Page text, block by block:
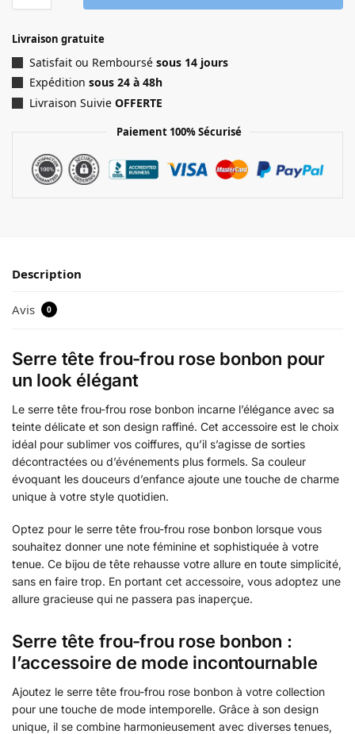
Livraison gratuite
Satisfait ou Remboursé sous 14 jours
Expédition sous 24 à 48h
Livraison Suivie OFFERTE
Paiement 100% Sécurisé
Description
Avis 0
Serre tête frou-frou rose bonbon pour
un look élégant
Le serre tête frou-frou rose bonbon incarne l’élégance avec sa
teinte délicate et son design raffiné. Cet accessoire est le choix
idéal pour sublimer vos coiffures, qu’il s’agisse de sorties
décontractées ou d’événements plus formels. Sa couleur
évoquant les douceurs d’enfance ajoute une touche de charme
unique à votre style quotidien.
Optez pour le serre tête frou-frou rose bonbon lorsque vous
souhaitez donner une note féminine et sophistiquée à votre
tenue. Ce bijou de tête rehausse votre allure en toute simplicité,
sans en faire trop. En portant cet accessoire, vous adoptez une
allure gracieuse qui ne passera pas inaperçue.
Serre tête frou-frou rose bonbon :
l’accessoire de mode incontournable
Ajoutez le serre tête frou-frou rose bonbon à votre collection
pour une touche de mode intemporelle. Grâce à son design
unique, il se combine harmonieusement avec diverses tenues,